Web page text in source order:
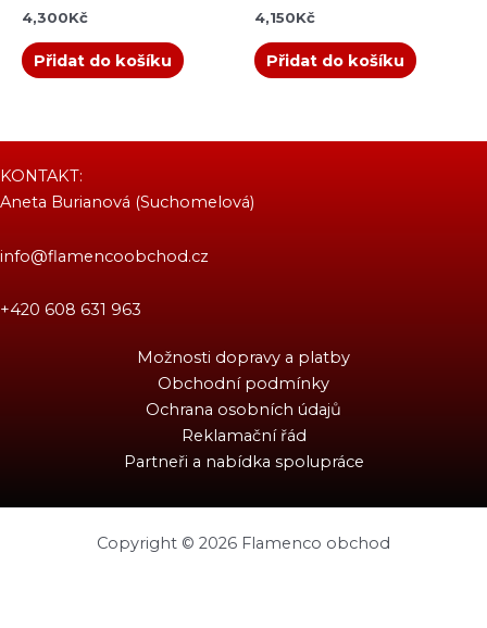
4,300Kč
Přidat do košíku
4,150Kč
Přidat do košíku
KONTAKT:
Aneta Burianová (Suchomelová)
info@flamencoobchod.cz
+420 608 631 963
Možnosti dopravy a platby
Obchodní podmínky
Ochrana osobních údajů
Reklamační řád
Partneři a nabídka spolupráce
Copyright © 2026 Flamenco obchod